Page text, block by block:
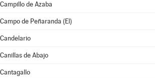
Campillo de Azaba
Campo de Peñaranda (El)
Candelario
Canillas de Abajo
Cantagallo